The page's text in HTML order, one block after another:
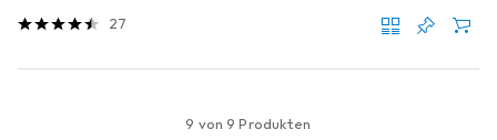
27
9 von 9 Produkten